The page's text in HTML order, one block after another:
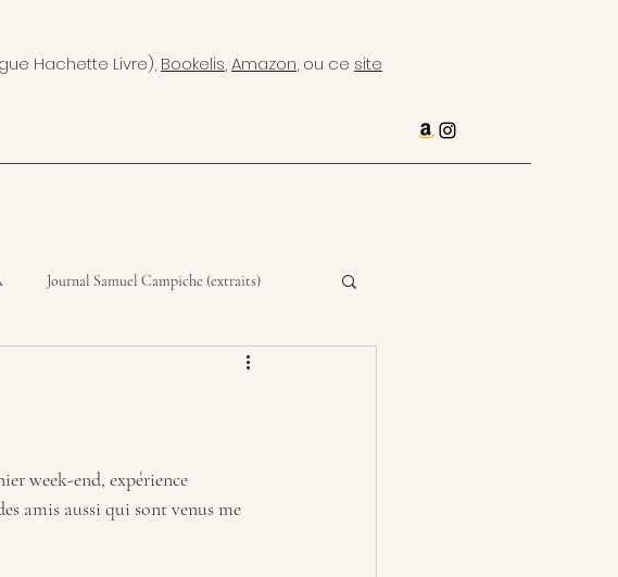
Hachette Livre), Bookelis,Amazon, ou ce site
Journal Samuel Campiche (extraits)
week-end, expérience
amis aussi qui sont venus me